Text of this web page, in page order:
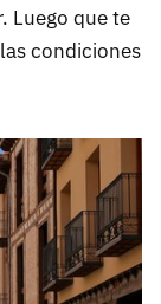
Luego que te
condiciones